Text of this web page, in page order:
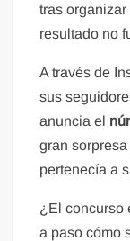
tras organizar
resultado no
A través de
sus
anuncia el
gran
pertenecía a
¿El concurso
a paso cómo